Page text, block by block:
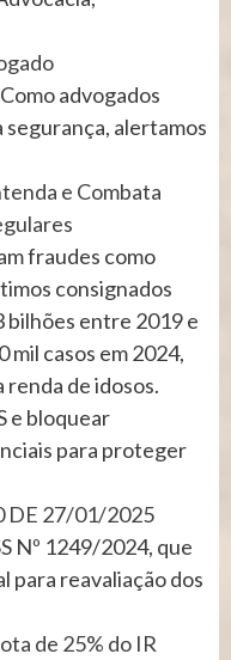
advogados
segurança, alertamos
e Combata
fraudes como
consignados
bilhões entre 2019 e
mil casos em 2024,
de idosos.
e bloquear
para proteger
DE 27/01/2025
Nº 1249/2024, que
para reavaliação dos
de 25% do IR